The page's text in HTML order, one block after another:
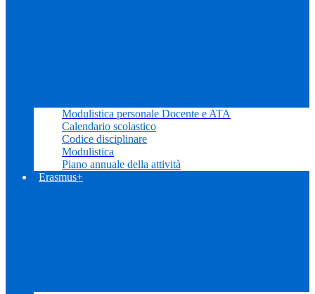
Modulistica personale Docente e ATA
Calendario scolastico
Codice disciplinare
Modulistica
Piano annuale della attività
Erasmus+